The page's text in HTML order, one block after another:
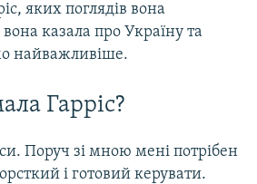
яких поглядів вона
казала про Україну та
найважливіше.
Гарріс?
Поруч зі мною мені потрібен
і готовий керувати.